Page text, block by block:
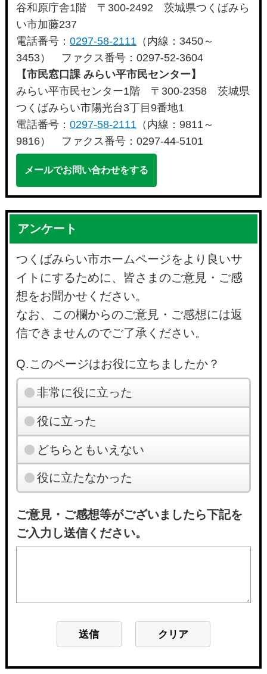
谷和原庁舎1階 〒300-2492 茨城県つくばみら
い市加藤237
電話番号：0297-58-2111 （内線：3450～
3453） ファクス番号：0297-52-3604
【市民窓口課 みらい平市民センター】
みらい平市民センター1階 〒300-2358 茨城県
つくばみらい市陽光台3丁目9番地1
電話番号：0297-58-2111 （内線：9811～
9816） ファクス番号：0297-44-5101
メールでお問い合わせをする
アンケート
つくばみらい市ホームページをより良いサ
イトにするために、皆さまのご意見・ご感
想をお聞かせください。
なお、この欄からのご意見・ご感想には返
信できませんのでご了承ください。
Q.このページはお役に立ちましたか？
非常に役に立った
役に立った
どちらともいえない
役に立たなかった
ご意見・ご感想等がございましたら下記を
ご入力し送信ください。